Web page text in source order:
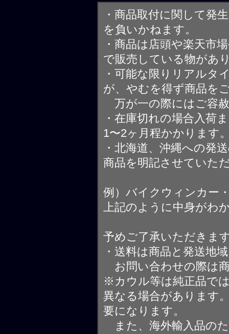
・商品取付に関して発
を負いかねます。
・商品は店頭や楽天市
で販売している物があ
・可能な限りリアルタ
が、やむを得ず商品を
万が一の際にはご容
・在庫切れの場合入荷
1〜2ヶ月程かかります
・北海道、沖縄への発
商品を明記させていた
例）バイクウィンカー
上記のように中身がわ
予めご了承いただきま
・送料は商品と発送地
お問い合わせの際は
※カウル等は純正品で
異なる場合があります
要になります。
また、海外輸入品の